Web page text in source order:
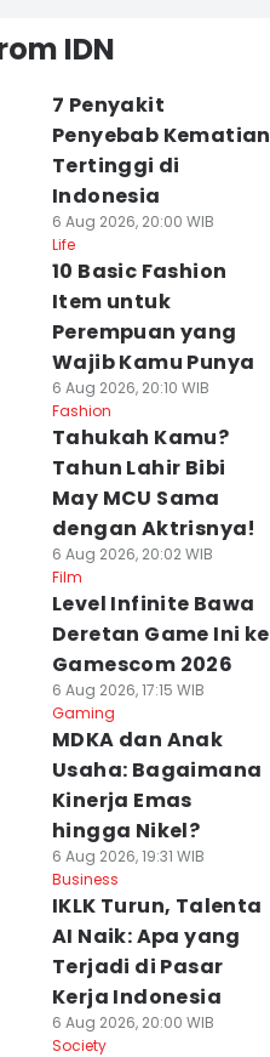
IDN
7 Penyakit
Penyebab Kematian
Tertinggi di
Indonesia
6 Aug 2026, 20:00 WIB
Life
10 Basic Fashion
Item untuk
Perempuan yang
Wajib Kamu Punya
6 Aug 2026, 20:10 WIB
Fashion
Tahukah Kamu?
Tahun Lahir Bibi
May MCU Sama
dengan Aktrisnya!
6 Aug 2026, 20:02 WIB
Film
Level Infinite Bawa
Deretan Game Ini ke
Gamescom 2026
6 Aug 2026, 17:15 WIB
Gaming
MDKA dan Anak
Usaha: Bagaimana
Kinerja Emas
hingga Nikel?
6 Aug 2026, 19:31 WIB
Business
IKLK Turun, Talenta
AI Naik: Apa yang
Terjadi di Pasar
Kerja Indonesia
6 Aug 2026, 20:00 WIB
Society